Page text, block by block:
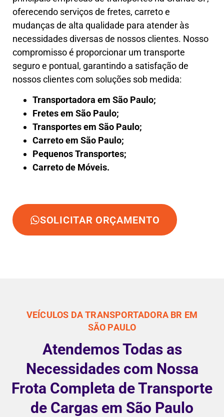
oferecendo serviços de fretes, carreto e
mudanças de alta qualidade para atender às
necessidades diversas de nossos clientes. Nosso
compromisso é proporcionar um transporte
seguro e pontual, garantindo a satisfação de
nossos clientes com soluções sob medida:
Transportadora em São Paulo;
Fretes em São Paulo;
Transportes em São Paulo;
Carreto em São Paulo;
Pequenos Transportes;
Carreto de Móveis.
SOLICITAR ORÇAMENTO
VEÍCULOS DA TRANSPORTADORA BR EM
SÃO PAULO
Atendemos Todas as
Necessidades com Nossa
Frota Completa de Transporte
de Cargas em São Paulo